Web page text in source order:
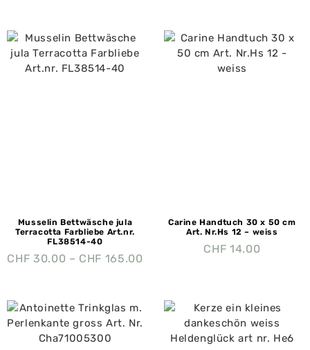
Musselin Bettwäsche jula
Terracotta Farbliebe Art.nr.
FL38514-40
CHF 30.00 – CHF 165.00
Carine Handtuch 30 x 50 cm
Art. Nr.Hs 12 – weiss
CHF 14.00